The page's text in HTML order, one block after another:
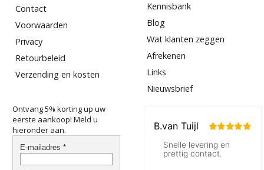
Contact
Voorwaarden
Privacy
Retourbeleid
Verzending en kosten
Kennisbank
Blog
Wat klanten zeggen
Afrekenen
Links
Nieuwsbrief
Ontvang 5% korting up uw
eerste aankoop! Meld u
hieronder aan.